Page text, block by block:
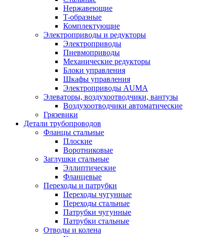
Нержавеющие
T-образные
Комплектующие
Электроприводы и редукторы
Электроприводы
Пневмоприводы
Механические редукторы
Блоки управления
Шкафы управления
Электроприводы AUMA
Элеваторы, воздухоотводчики, вантузы
Воздухоотводчики автоматические
Грязевики
Детали трубопроводов
Фланцы стальные
Плоские
Воротниковые
Заглушки стальные
Эллиптические
Фланцевые
Переходы и патрубки
Переходы чугунные
Переходы стальные
Патрубки чугунные
Патрубки стальные
Отводы и колена